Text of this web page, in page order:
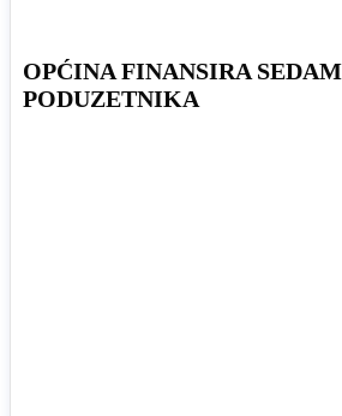
OPĆINA FINANSIRA
PODUZETNIKA